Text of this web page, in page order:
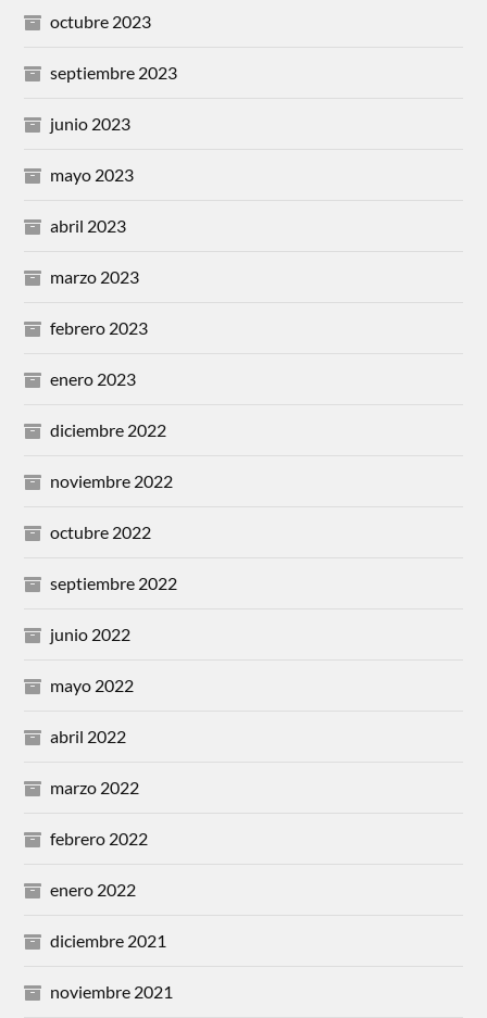
octubre 2023
septiembre 2023
junio 2023
mayo 2023
abril 2023
marzo 2023
febrero 2023
enero 2023
diciembre 2022
noviembre 2022
octubre 2022
septiembre 2022
junio 2022
mayo 2022
abril 2022
marzo 2022
febrero 2022
enero 2022
diciembre 2021
noviembre 2021